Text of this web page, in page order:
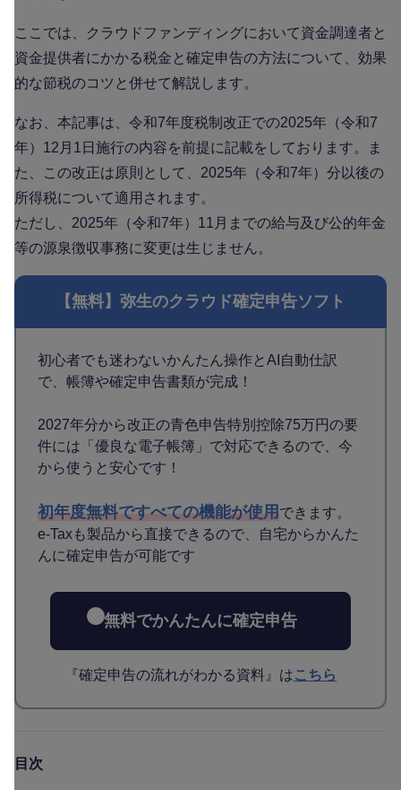
ここでは、クラウドファンディングにおいて資金調達者と
資金提供者にかかる税金と確定申告の方法について、効果
的な節税のコツと併せて解説します。
なお、本記事は、令和7年度税制改正での2025年（令和7
年）12月1日施行の内容を前提に記載をしております。ま
た、この改正は原則として、2025年（令和7年）分以後の
所得税について適用されます。
ただし、2025年（令和7年）11月までの給与及び公的年金
等の源泉徴収事務に変更は生じません。
【無料】弥生のクラウド確定申告ソフト
初心者でも迷わないかんたん操作とAI自動仕訳
で、帳簿や確定申告書類が完成！
2027年分から改正の青色申告特別控除75万円の要
件には「優良な電子帳簿」で対応できるので、今
から使うと安心です！
初年度無料ですべての機能が使用 できます。
e-Taxも製品から直接できるので、自宅からかんた
んに確定申告が可能です
無料でかんたんに確定申告
『確定申告の流れがわかる資料』はこちら
目次